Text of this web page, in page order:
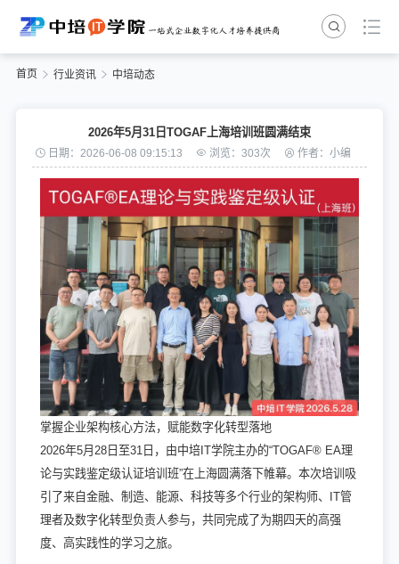
首页 行业资讯 中培动态
2026年5月31日TOGAF上海培训班圆满结束
日期：2026-06-08 09:15:13 浏览：303次 作者：小编
掌握企业架构核心方法，赋能数字化转型落地
2026年5月28日至31日，由中培IT学院主办的“TOGAF® EA理
论与实践鉴定级认证培训班”在上海圆满落下帷幕。本次培训吸
引了来自金融、制造、能源、科技等多个行业的架构师、IT管
理者及数字化转型负责人参与，共同完成了为期四天的高强
度、高实践性的学习之旅。